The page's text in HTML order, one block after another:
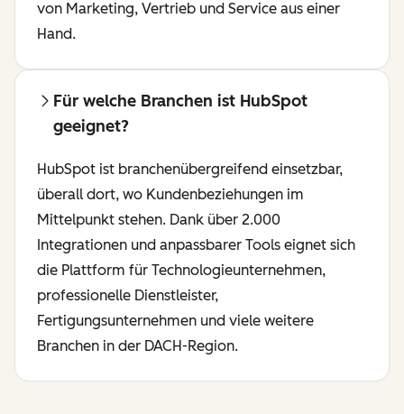
von Marketing, Vertrieb und Service aus einer
Hand.
Für welche Branchen ist HubSpot
geeignet?
HubSpot ist branchenübergreifend einsetzbar,
überall dort, wo Kundenbeziehungen im
Mittelpunkt stehen. Dank über 2.000
Integrationen und anpassbarer Tools eignet sich
die Plattform für Technologieunternehmen,
professionelle Dienstleister,
Fertigungsunternehmen und viele weitere
Branchen in der DACH-Region.